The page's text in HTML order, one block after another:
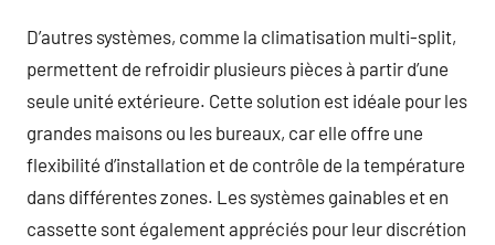
D’autres systèmes, comme la climatisation multi-split,
permettent de refroidir plusieurs pièces à partir d’une
seule unité extérieure. Cette solution est idéale pour les
grandes maisons ou les bureaux, car elle offre une
flexibilité d’installation et de contrôle de la température
dans différentes zones. Les systèmes gainables et en
cassette sont également appréciés pour leur discrétion